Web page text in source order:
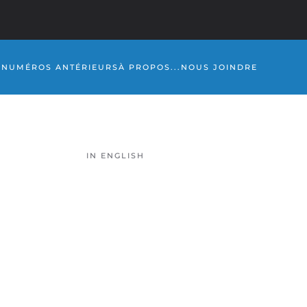
NUMÉROS ANTÉRIEURSÀ PROPOS... NOUS JOINDRE
IN ENGLISH